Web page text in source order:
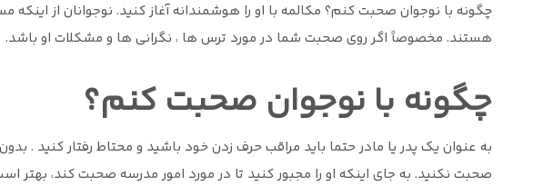
چگونه با نوجوان صحبت کنم؟ مکالمه با او را هوشمندانه آغاز کنید. نوجوانان از اینکه
هستند. مخصوصاً اگر روی صحبت شما در مورد ترس ها ، نگرانی ها و مشکلات او باشد.
چگونه با نوجوان صحبت کنم؟
به عنوان یک پدر یا مادر حتما باید مراقب حرف زدن خود باشید و محتاط رفتار کنید . بدون
صحبت نکنید. به جای اینکه او را مجبور کنید تا در مورد امور مدرسه صحبت کند، بهتر